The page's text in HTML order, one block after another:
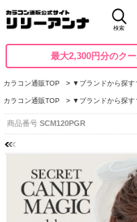
検索
最大2,300円分のク
カラコン通販TOP ▼ブランドから探
カラコン通販TOP ▼ブランドから探
商品番号 SCM120PGR